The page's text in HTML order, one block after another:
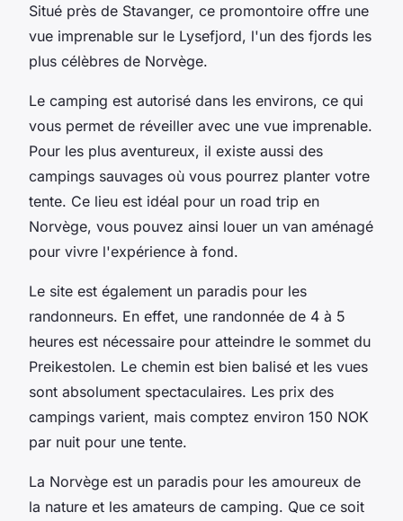
Situé près de Stavanger, ce promontoire offre une
vue imprenable sur le Lysefjord, l'un des fjords les
plus célèbres de Norvège.
Le camping est autorisé dans les environs, ce qui
vous permet de réveiller avec une vue imprenable.
Pour les plus aventureux, il existe aussi des
campings sauvages où vous pourrez planter votre
tente. Ce lieu est idéal pour un road trip en
Norvège, vous pouvez ainsi louer un van aménagé
pour vivre l'expérience à fond.
Le site est également un paradis pour les
randonneurs. En effet, une randonnée de 4 à 5
heures est nécessaire pour atteindre le sommet du
Preikestolen. Le chemin est bien balisé et les vues
sont absolument spectaculaires. Les prix des
campings varient, mais comptez environ 150 NOK
par nuit pour une tente.
La Norvège est un paradis pour les amoureux de
la nature et les amateurs de camping. Que ce soit